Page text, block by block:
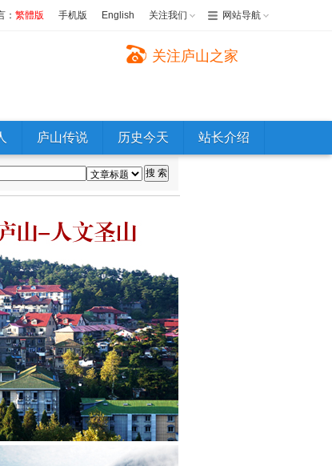
： 繁體版 手机版 English 关注我们 网站导航
关注庐山之家
庐山传说 历史今天 站长介绍